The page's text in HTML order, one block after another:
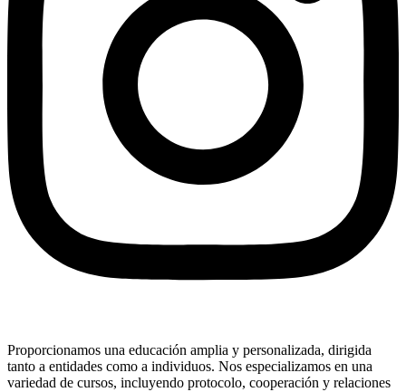
Proporcionamos una educación amplia y personalizada, dirigida
tanto a entidades como a individuos. Nos especializamos en una
variedad de cursos, incluyendo protocolo, cooperación y relaciones